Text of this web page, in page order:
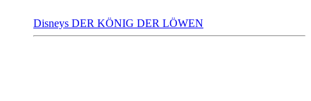
Disneys DER KÖNIG DER LÖWEN